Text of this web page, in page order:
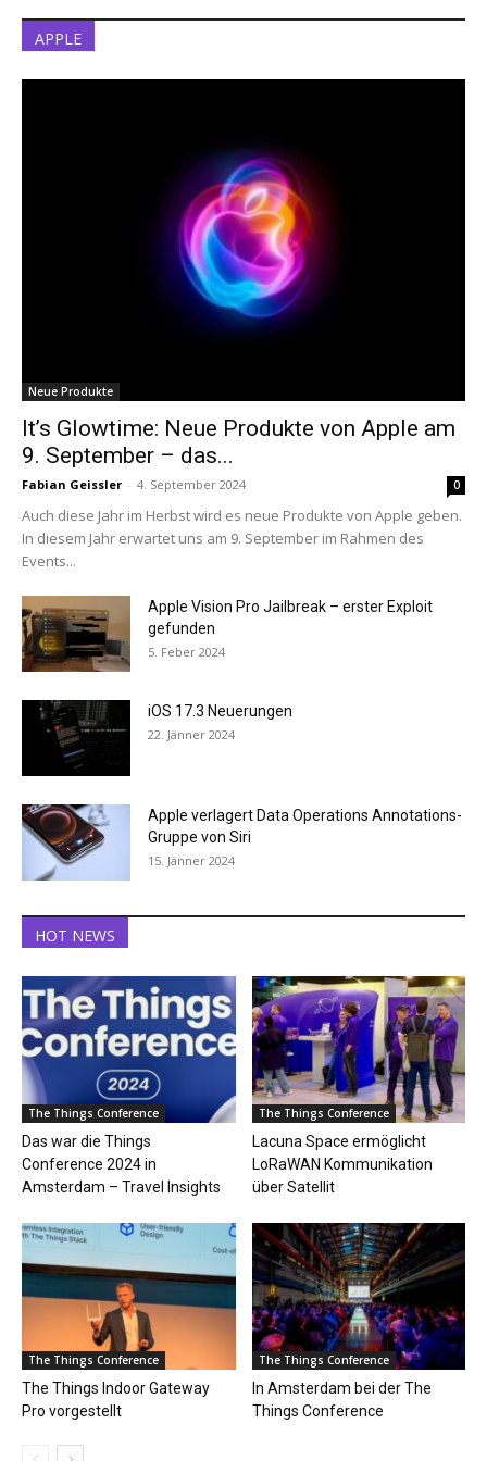
APPLE
Neue Produkte
It’s Glowtime: Neue Produkte von Apple am
9. September – das...
Fabian Geissler - 4. September 2024 0
Auch diese Jahr im Herbst wird es neue Produkte von Apple geben.
In diesem Jahr erwartet uns am 9. September im Rahmen des
Events...
Apple Vision Pro Jailbreak – erster Exploit
gefunden
5. Feber 2024
iOS 17.3 Neuerungen
22. Jänner 2024
Apple verlagert Data Operations Annotations-
Gruppe von Siri
15. Jänner 2024
HOT NEWS
The Things Conference
Das war die Things
Conference 2024 in
Amsterdam – Travel Insights
The Things Conference
Lacuna Space ermöglicht
LoRaWAN Kommunikation
über Satellit
The Things Conference
The Things Indoor Gateway
Pro vorgestellt
The Things Conference
In Amsterdam bei der The
Things Conference